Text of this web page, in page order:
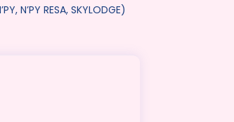
RESA, SKYLODGE)